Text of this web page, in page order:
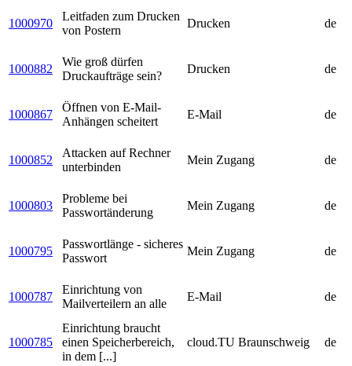
1000970
Leitfaden zum Drucken
von Postern
Drucken de
1000882
Wie groß dürfen
Druckaufträge sein?
Drucken de
1000867
Öffnen von E-Mail-
Anhängen scheitert
E-Mail de
1000852
Attacken auf Rechner
unterbinden
Mein Zugang de
1000803
Probleme bei
Passwortänderung
Mein Zugang de
1000795
Passwortlänge - sicheres
Passwort
Mein Zugang de
1000787
Einrichtung von
Mailverteilern an alle
E-Mail de
1000785
Einrichtung braucht
einen Speicherbereich,
in dem [...]
cloud.TU Braunschweig de